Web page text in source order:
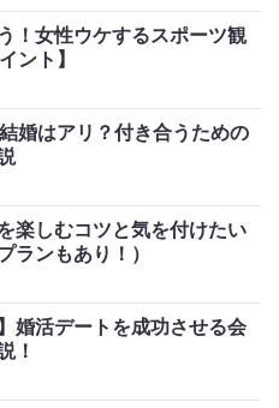
！女性ウケするスポーツ観
ント】
婚はアリ？付き合うための
楽しむコツと気を付けたい
ランもあり！）
婚活デートを成功させる会
！